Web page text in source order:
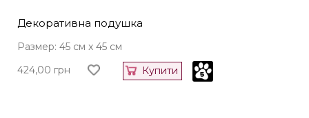
Декоративна подушка
Размер: 45 см x 45 см
424,00 грн Купити